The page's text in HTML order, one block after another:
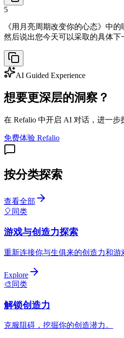
5
《用月亮周期改变你的心态》中
然后说出您今天可以采取的具体下
AI Guided Experience
想要更深层的洞察？
在 Refalio 中开启 AI 对话，进一步
免费体验 Refalio
按分类探索
查看全部
🎈 同类
游戏与创造力探索
重新连接你与生俱来的创造力和游
Explore
🎨 同类
解锁创造力
克服阻碍，挖掘你的创造潜力。